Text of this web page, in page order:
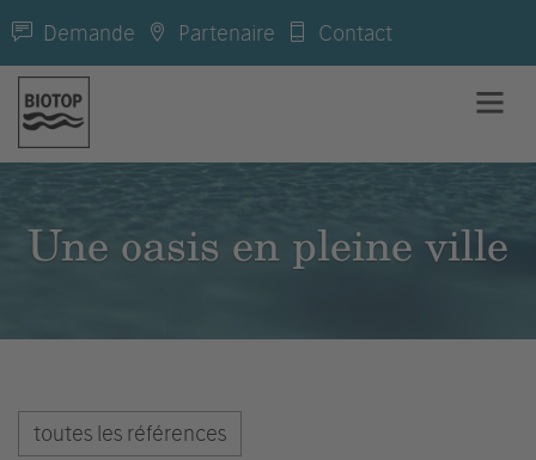
Demande Partenaire Contact
Une oasis en pleine ville
toutes les références